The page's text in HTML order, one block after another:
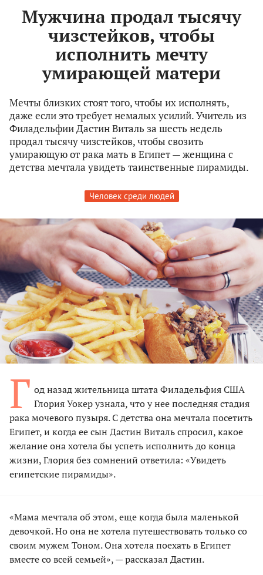
Мужчина продал тысячу
чизстейков, чтобы
исполнить мечту
умирающей матери
Мечты близких стоят того, чтобы их исполнять,
даже если это требует немалых усилий. Учитель из
Филадельфии Дастин Виталь за шесть недель
продал тысячу чизстейков, чтобы свозить
умирающую от рака мать в Египет — женщина с
детства мечтала увидеть таинственные пирамиды.
Человек среди людей
Г од назад жительница штата Филадельфия США
Глория Уокер узнала, что у нее последняя стадия
рака мочевого пузыря. С детства она мечтала посетить
Египет, и когда ее сын Дастин Виталь спросил, какое
желание она хотела бы успеть исполнить до конца
жизни, Глория без сомнений ответила: «Увидеть
египетские пирамиды».
«Мама мечтала об этом, еще когда была маленькой
девочкой. Но она не хотела путешествовать только со
своим мужем Тоном. Она хотела поехать в Египет
вместе со всей семьей», — рассказал Дастин.